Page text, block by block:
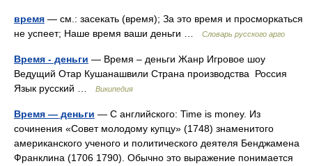
время — см.: засекать (время); За это время и просморкаться
не успеет; Наше время ваши деньги …
Словарь русского арго
Время - деньги — Время – деньги Жанр Игровое шоу
Ведущий Отар Кушанашвили Страна производства Россия
Язык русский …
Википедия
Время — деньги — С английского: Time is money. Из
сочинения «Совет молодому купцу» (1748) знаменитого
американского ученого и политического деятеля Бенджамена
Франклина (1706 1790). Обычно это выражение понимается